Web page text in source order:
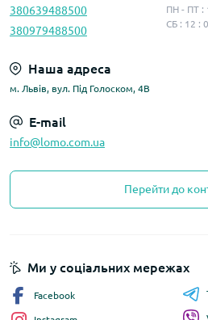
380639488500
380979488500
ПН - ПТ :
СБ : 12 :
Наша адреса
м. Львів, вул. Під Голоском, 4В
E-mail
info@lomo.com.ua
Перейти до
Ми у соціальних мережах
Facebook